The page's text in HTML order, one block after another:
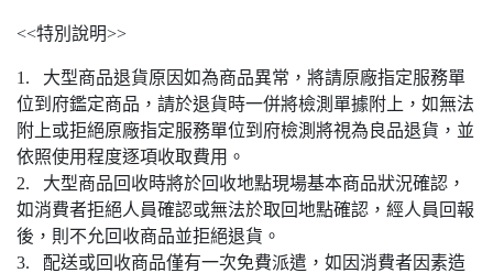
<<特別說明>>
1. 大型商品退貨原因如為商品異常，將請原廠指定服務單
位到府鑑定商品，請於退貨時一併將檢測單據附上，如無法
附上或拒絕原廠指定服務單位到府檢測將視為良品退貨，並
依照使用程度逐項收取費用。
2. 大型商品回收時將於回收地點現場基本商品狀況確認，
如消費者拒絕人員確認或無法於取回地點確認，經人員回報
後，則不允回收商品並拒絕退貨。
3. 配送或回收商品僅有一次免費派遣，如因消費者因素造